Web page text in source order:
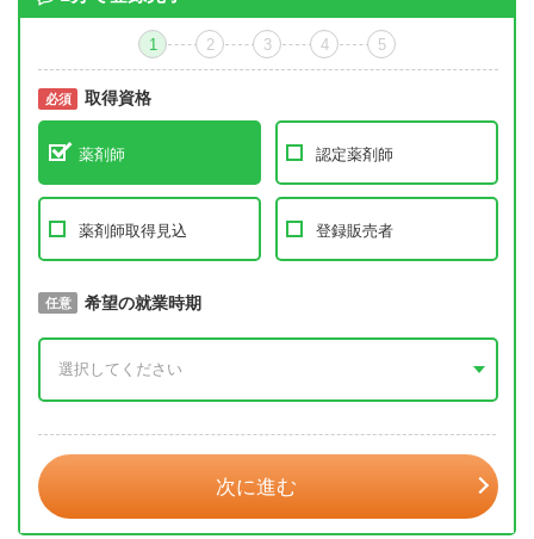
1 2 3 4 5
必須 取得資格
薬剤師 認定薬剤師
薬剤師取得見込 登録販売者
必須 取得予定年
任意 希望の就業時期
次に進む